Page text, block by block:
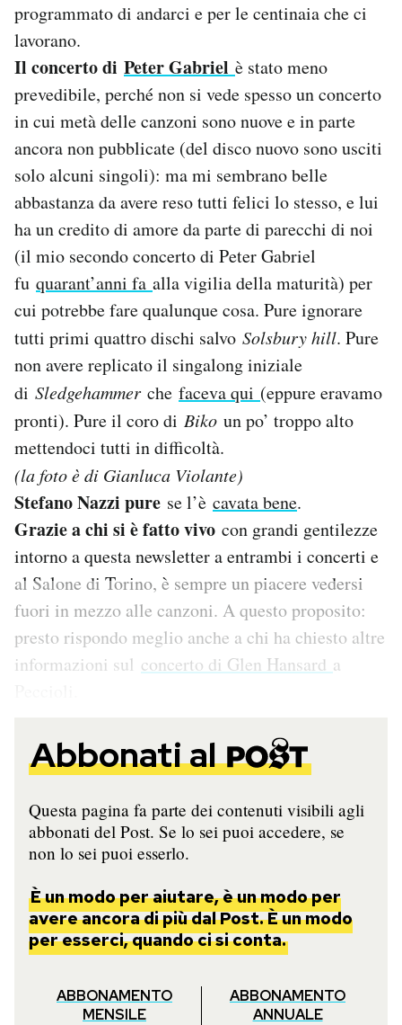
programmato di andarci e per le centinaia che ci
lavorano.
Il concerto di Peter Gabriel è stato meno
prevedibile, perché non si vede spesso un concerto
in cui metà delle canzoni sono nuove e in parte
ancora non pubblicate (del disco nuovo sono usciti
solo alcuni singoli): ma mi sembrano belle
abbastanza da avere reso tutti felici lo stesso, e lui
ha un credito di amore da parte di parecchi di noi
(il mio secondo concerto di Peter Gabriel
fu quarant’anni fa alla vigilia della maturità) per
cui potrebbe fare qualunque cosa. Pure ignorare
tutti primi quattro dischi salvo Solsbury hill. Pure
non avere replicato il singalong iniziale
di Sledgehammer che faceva qui (eppure eravamo
pronti). Pure il coro di Biko un po’ troppo alto
mettendoci tutti in difficoltà.
(la foto è di Gianluca Violante)
Stefano Nazzi pure se l’è cavata bene.
Grazie a chi si è fatto vivo con grandi gentilezze
intorno a questa newsletter a entrambi i concerti e
al Salone di Torino, è sempre un piacere vedersi
fuori in mezzo alle canzoni. A questo proposito:
presto rispondo meglio anche a chi ha chiesto altre
informazioni sul concerto di Glen Hansard a
Abbonati al
Questa pagina fa parte dei contenuti visibili agli
abbonati del Post. Se lo sei puoi accedere, se
non lo sei puoi esserlo.
È un modo per aiutare, è un modo per
avere ancora di più dal Post. È un modo
per esserci, quando ci si conta.
ABBONAMENTO
MENSILE
ABBONAMENTO
ANNUALE